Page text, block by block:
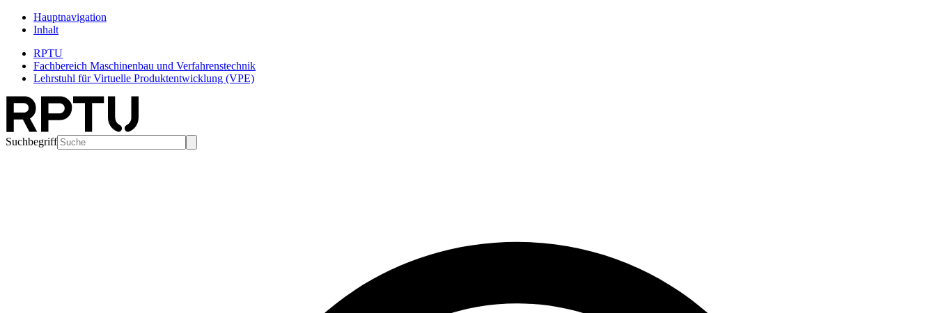
Hauptnavigation
Inhalt
RPTU
Fachbereich Maschinenbau und Verfahrenstechnik
Lehrstuhl für Virtuelle Produktentwicklung (VPE)
Suchbegriff